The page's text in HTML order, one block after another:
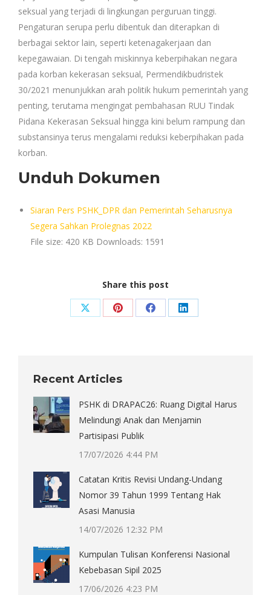
seksual yang terjadi di lingkungan perguruan tinggi.
Pengaturan serupa perlu dibentuk dan diterapkan di
berbagai sektor lain, seperti ketenagakerjaan dan
kepegawaian. Di tengah miskinnya keberpihakan negara
pada korban kekerasan seksual, Permendikbudristek
30/2021 menunjukkan arah politik hukum pemerintah yang
penting, terutama mengingat pembahasan RUU Tindak
Pidana Kekerasan Seksual hingga kini belum rampung dan
substansinya terus mengalami reduksi keberpihakan pada
korban.
Unduh Dokumen
Siaran Pers PSHK_DPR dan Pemerintah Seharusnya
Segera Sahkan Prolegnas 2022
File size: 420 KB Downloads: 1591
Share this post
Share Share Share Share
Recent Articles
PSHK di DRAPAC26: Ruang Digital Harus
Melindungi Anak dan Menjamin
Partisipasi Publik
17/07/2026 4:44 PM
Catatan Kritis Revisi Undang-Undang
Nomor 39 Tahun 1999 Tentang Hak
Asasi Manusia
14/07/2026 12:32 PM
Kumpulan Tulisan Konferensi Nasional
Kebebasan Sipil 2025
17/06/2026 4:23 PM